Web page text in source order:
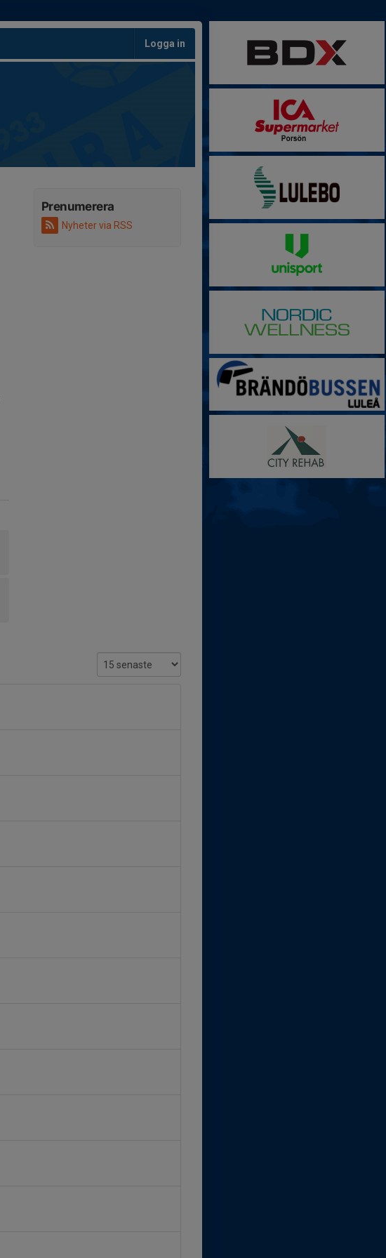
Logga in
Prenumerera
Nyheter via RSS